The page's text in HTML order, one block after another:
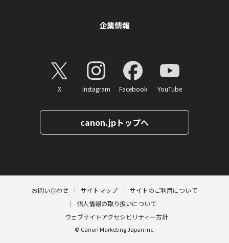
企業情報
X Instagram Facebook YouTube
canon.jpトップへ
お問い合わせ サイトマップ
サイトのご利用について
個人情報の取り扱いについて
ウェブサイトアクセシビリティー方針
© Canon Marketing Japan Inc.